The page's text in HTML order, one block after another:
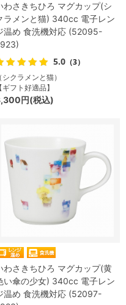
わさきちひろ マグカップ(シ
ラメンと猫) 340cc 電子レン
温め 食洗機対応 (52095-
5.0 （3）
（シクラメンと猫）
【ギフト好適品】
円(税込)
わさきちひろ マグカップ(黄
い傘の少女) 340cc 電子レン
温め 食洗機対応 (52097-